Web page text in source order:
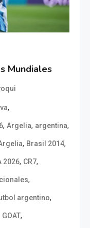
Mundiales
,
, Argelia, argentina,
, Brasil 2014,
2026, CR7,
,
argentino,
GOAT,